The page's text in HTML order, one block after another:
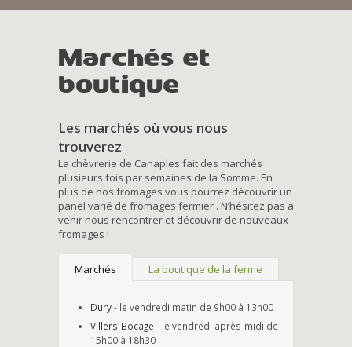
Marchés et
boutique
Les marchés où vous nous
trouverez
La chèvrerie de Canaples fait des marchés
plusieurs fois par semaines de la Somme. En
plus de nos fromages vous pourrez découvrir un
panel varié de fromages fermier . N’hésitez pas a
venir nous rencontrer et découvrir de nouveaux
fromages !
Marchés La boutique de la ferme
Dury- le vendredi matin de 9h00 à 13h00
Villers-Bocage - le vendredi après-midi de
15h00 à 18h30